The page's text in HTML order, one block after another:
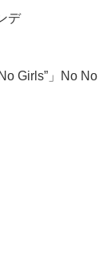
デ
Girls”」No No